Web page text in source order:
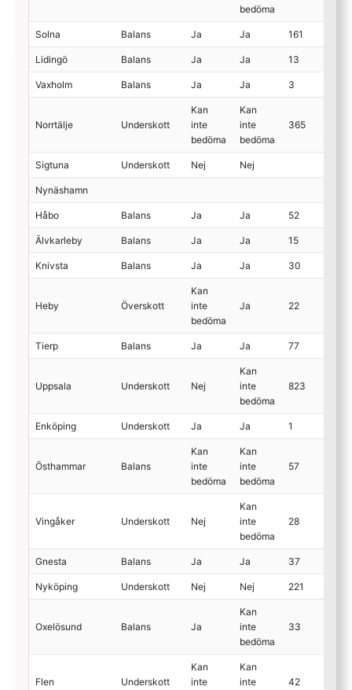
bedöma
Solna Balans Ja Ja 161
Lidingö Balans Ja Ja 13
Vaxholm Balans Ja Ja 3
Norrtälje Underskott
Kan
inte
bedöma
Kan
inte
bedöma
365
Sigtuna Underskott Nej Nej
Nynäshamn
Håbo Balans Ja Ja 52
Älvkarleby Balans Ja Ja 15
Knivsta Balans Ja Ja 30
Heby Överskott
Kan
inte
bedöma
Ja 22
Tierp Balans Ja Ja 77
Uppsala Underskott Nej
Kan
inte
bedöma
823
Enköping Underskott Ja Ja 1
Östhammar Balans
Kan
inte
bedöma
Kan
inte
bedöma
57
Vingåker Underskott Nej
Kan
inte
bedöma
28
Gnesta Balans Ja Ja 37
Nyköping Underskott Nej Nej 221
Oxelösund Balans Ja
Kan
inte
bedöma
33
Flen Underskott
Kan
inte
Kan
inte
42